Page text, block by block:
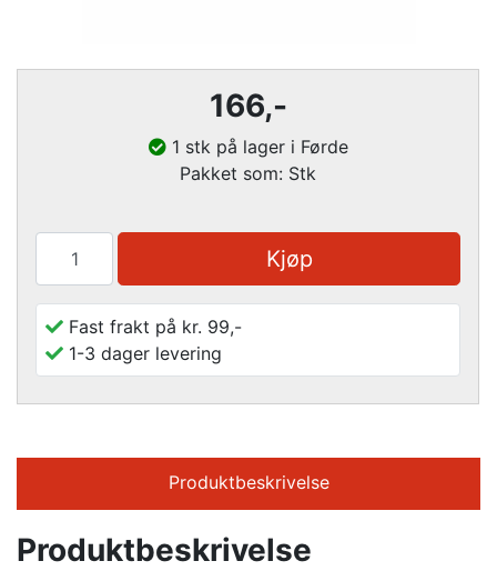
166,-
1 stk på lager i Førde
Pakket som: Stk
Kjøp
Fast frakt på kr. 99,-
1-3 dager levering
Produktbeskrivelse
Produktbeskrivelse